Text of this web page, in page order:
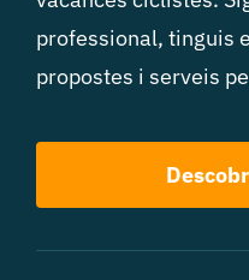
professional, tinguis
propostes i serveis